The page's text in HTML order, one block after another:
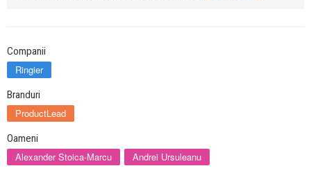
Companii
Ringier
Branduri
ProductLead
Oameni
Alexander Stoica-Marcu Andrei Ursuleanu